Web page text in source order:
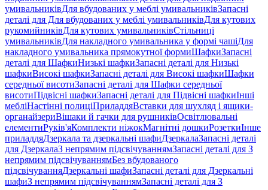
умивальниківДля вбудованих у меблі умивальниківЗапасні
деталі для Для вбудованих у меблі умивальниківДля кутових
рукомийниківДля кутових умивальниківСтільниці
умивальниківДля накладного умивальника у формі чашіДля
накладного умивальника прямокутної формиШафкиЗапасні
деталі для ШафкиНизькі шафкиЗапасні деталі для Низькі
шафкиВисокі шафкиЗапасні деталі для Високі шафкиШафки
середньої висотиЗапасні деталі для Шафки середньої
висотиПідвісні шафкиЗапасні деталі для Підвісні шафкиІнші
мебліНастінні полиціПриладдяВставки для шухляд і ящики-
органайзериВішаки й гачки для рушниківОсвітлювальні
елементиРуків'яКомплекти ніжокМагнітні дошкиРозеткиІнше
приладдяДзеркала та дзеркальні шафиДзеркалаЗапасні деталі
для ДзеркалаЗ непрямим підсвічуваннямЗапасні деталі для З
непрямим підсвічуваннямБез вбудованого
підсвічуванняДзеркальні шафиЗапасні деталі для Дзеркальні
шафиЗ непрямим підсвічуваннямЗапасні деталі для З